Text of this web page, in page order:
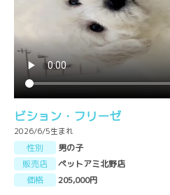
ビション・フリーゼ
2026/6/5生まれ
性別
男の子
販売店
ペットアミ北野店
価格
205,000円